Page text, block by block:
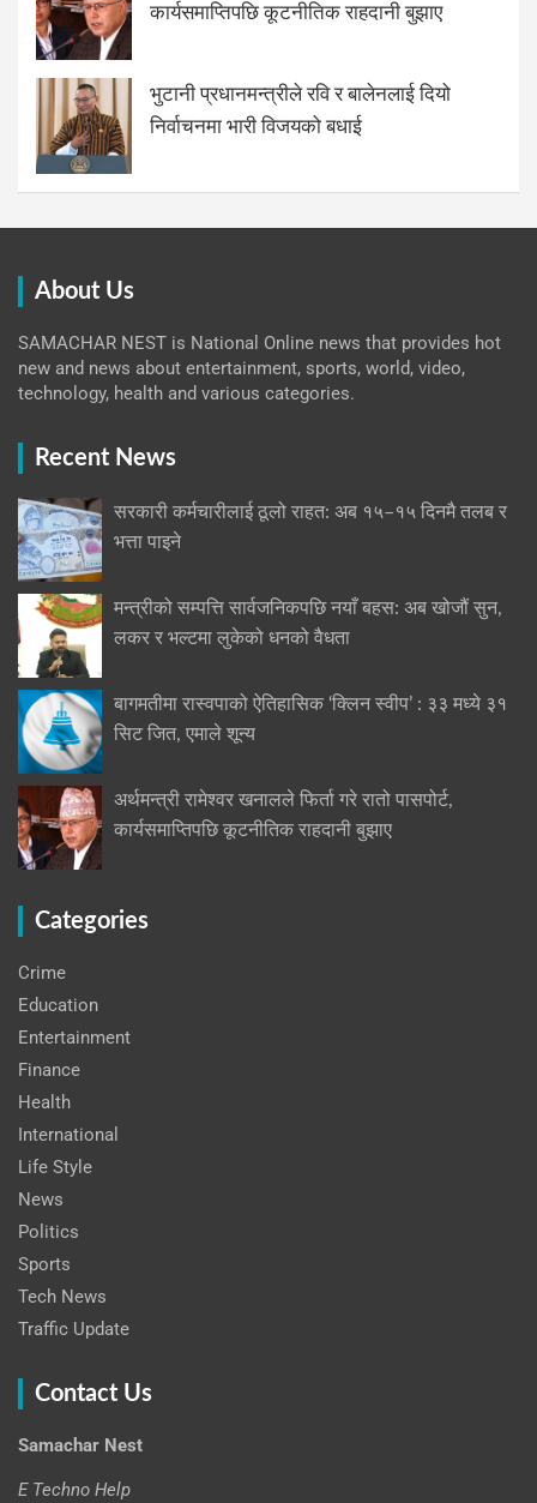
कार्यसमाप्तिपछि कूटनीतिक राहदानी बुझाए
भुटानी प्रधानमन्त्रीले रवि र बालेनलाई दियो
निर्वाचनमा भारी विजयको बधाई
About Us
SAMACHAR NEST is National Online news that provides hot
new and news about entertainment, sports, world, video,
technology, health and various categories.
Recent News
सरकारी कर्मचारीलाई ठूलो राहत: अब १५–१५ दिनमै तलब र
भत्ता पाइने
मन्त्रीको सम्पत्ति सार्वजनिकपछि नयाँ बहस: अब खोजौं सुन,
लकर र भल्टमा लुकेको धनको वैधता
बागमतीमा रास्वपाको ऐतिहासिक ‘क्लिन स्वीप’ : ३३ मध्ये ३१
सिट जित, एमाले शून्य
अर्थमन्त्री रामेश्वर खनालले फिर्ता गरे रातो पासपोर्ट,
कार्यसमाप्तिपछि कूटनीतिक राहदानी बुझाए
Categories
Crime
Education
Entertainment
Finance
Health
International
Life Style
News
Politics
Sports
Tech News
Traffic Update
Contact Us
Samachar Nest
E Techno Help